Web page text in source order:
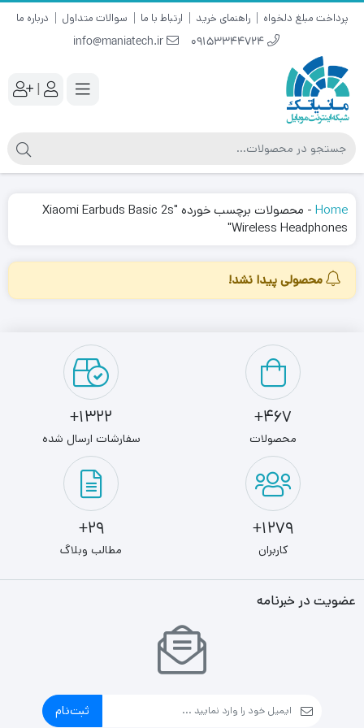
پرداخت مبلغ دلخواه راهنمای خرید ارتباط با ما سوالات متداول درباره ما
09153344724
info@maniatech.ir
|
Home
-
محصولات برچسب خورده "Xiaomi Earbuds Basic 2s
Wireless Headphones"
محصولی پیدا نشد!
467+
محصولات
1322+
سفارشات ارسال شده
1279+
کاربران
29+
مطالب وبلاگ
عضویت در خبرنامه
ثبت‌نام